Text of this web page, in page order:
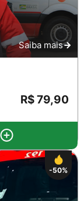
Saiba mais
R$ 79,90
-50%